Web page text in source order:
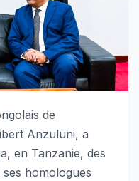
de
Anzuluni, a
en Tanzanie, des
homologues